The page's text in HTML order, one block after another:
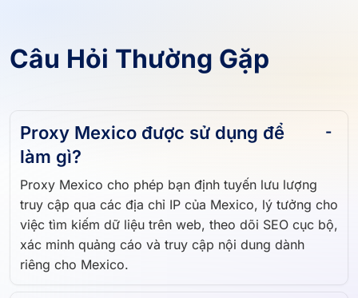
Câu Hỏi Thường Gặp
Proxy Mexico được sử dụng để
làm gì?
Proxy Mexico cho phép bạn định tuyến lưu lượng
truy cập qua các địa chỉ IP của Mexico, lý tưởng cho
việc tìm kiếm dữ liệu trên web, theo dõi SEO cục bộ,
xác minh quảng cáo và truy cập nội dung dành
riêng cho Mexico.